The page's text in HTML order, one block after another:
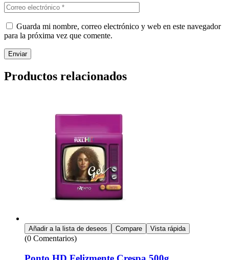
Guarda mi nombre, correo electrónico y web en este navegador
para la próxima vez que comente.
Enviar
Productos relacionados
Añadir a la lista de deseos Compare Vista rápida
(0 Comentarios)